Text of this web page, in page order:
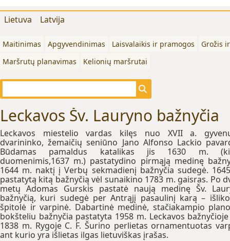
Lietuva Latvija
Maitinimas Apgyvendinimas Laisvalaikis ir pramogos
Grožis
Maršrutų planavimas
Kelionių maršrutai
Leckavos Šv. Lauryno bažnyčia
Leckavos miestelio vardas kilęs nuo XVII a.
dvarininko, žemaičių seniūno Jano Alfonso Lackio
Būdamas pamaldus katalikas jis 1630 m.
duomenimis,1637 m.) pastatydino pirmąją medinę
1644 m. naktį į Verbų sekmadienį bažnyčia sudegė.
pastatytą kitą bažnyčią vėl sunaikino 1783 m. gaisras. Po
metų Adomas Gurskis pastatė naują medinę Šv.
bažnyčią, kuri sudegė per Antrąjį pasaulinį karą –
špitolė ir varpinė. Dabartinė medinė, stačiakampio
bokšteliu bažnyčia pastatyta 1958 m. Leckavos
1838 m. Rygoje C. F. Šurino perlietas ornamentuotas
ant kurio yra išlietas ilgas lietuviškas įrašas.